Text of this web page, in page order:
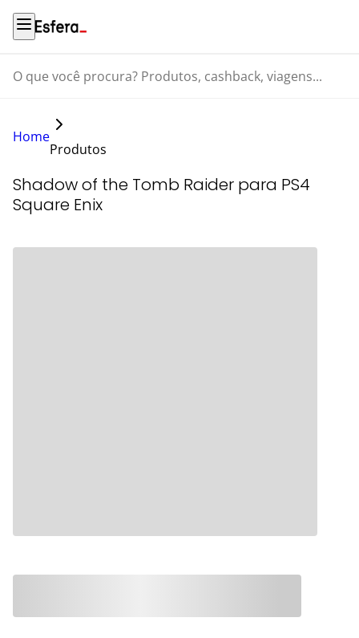
O que você procura? Produtos, cashback, viagens...
Home
Produtos
Shadow of the Tomb Raider para PS4
Square Enix